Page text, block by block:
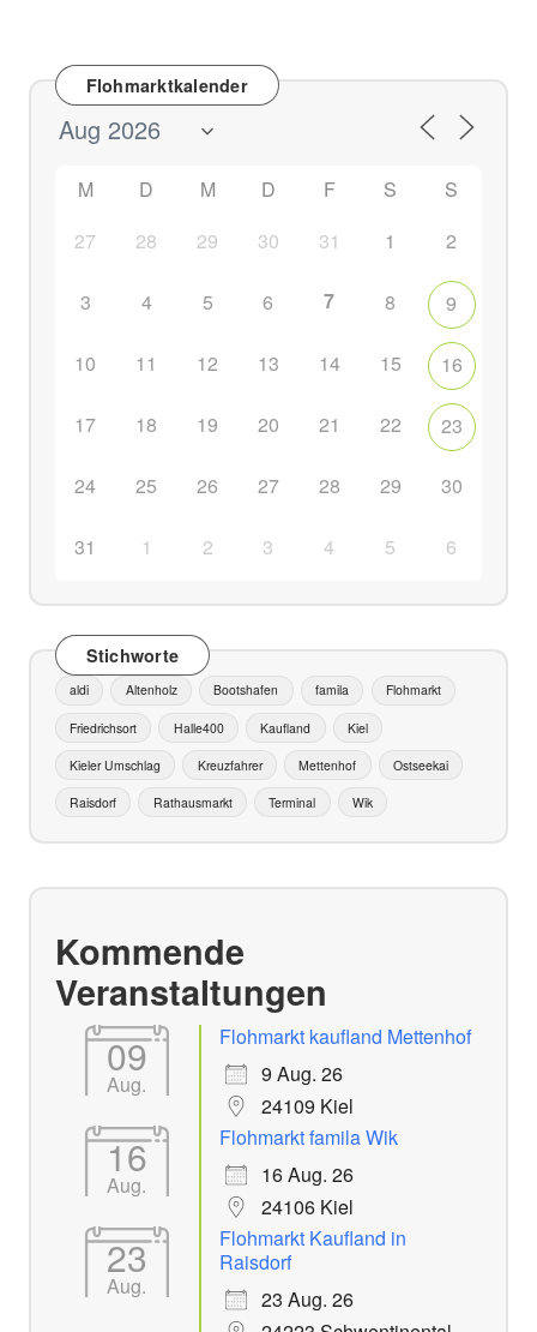
Flohmarktkalender
M D M D F S
S
27
28 29 30 31 1 2
3 4 5 6 7 8 9
10 11 12 13 14 15 16
17 18 19 20 21 22 23
24 25 26 27 28 29 30
31 1 2 3 4 5 6
Stichworte
aldi Altenholz Bootshafen famila Flohmarkt
Friedrichsort Halle400 Kaufland Kiel
Kieler Umschlag Kreuzfahrer Mettenhof Ostseekai
Raisdorf Rathausmarkt Terminal Wik
Kommende
Veranstaltungen
09
Aug.
Flohmarkt kaufland Mettenhof
9 Aug. 26
24109 Kiel
16
Aug.
Flohmarkt famila Wik
16 Aug. 26
24106 Kiel
23
Aug.
Flohmarkt Kaufland in
Raisdorf
23 Aug. 26